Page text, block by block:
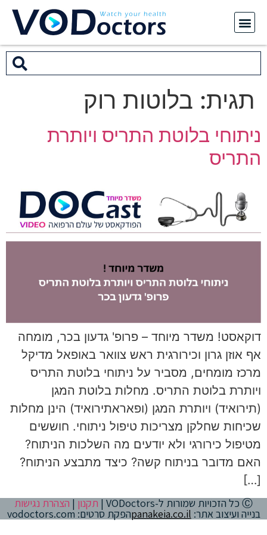
תגית: בלוטות רוק
ניתוחי בלוטת התריס ויותרת
התריס
דוקאסט! משדר מיוחד – פרופ' גדעון בכר, מומחה
אף אוזן גרון וכירורגית ראש צוואר באופאל מדיקל
מרכז מומחים, מסביר על ניתוחי בלוטת התריס
ויותרת בלוטת התריס. מחלות בלוטת המגן
(תירואיד) ויותרת המגן (ופאראתירואיד) הינן מחלות
שכיחות שחלקן מצריכות טיפול ניתוחי. חוששים
מטיפול כירורגי ולא יודעים מה השלכות הניתוח?
האם מדובר בניתוח קשה? כיצד מתבצע הניתוח?
[…]
Ⓒ כל הזכויות שמורות ל-VODoctors | תקנון | הצהרת נגישות
בנייה ועיצוב אתר: panakeia.co.ilהפקת סרטים: vodoctors.com